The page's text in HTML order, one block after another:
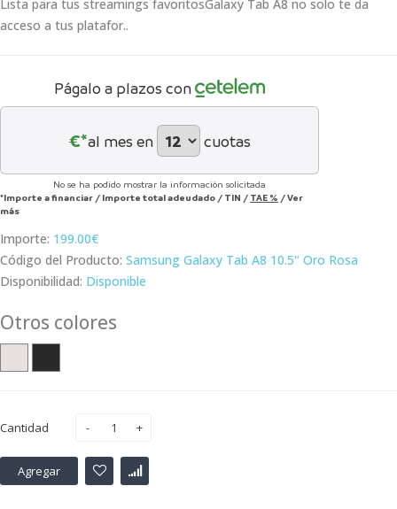
Lista para tus streamings favoritos Galaxy Tab A8 no solo te da
acceso a tus platafor..
Págalo a plazos con
€*al mes en cuotas
No se ha podido mostrar la información solicitada
*Importe a financiar / Importe total adeudado / TIN / TAE % /Ver
más
Importe: 199.00€
Código del Producto: Samsung Galaxy Tab A8 10.5" Oro Rosa
Disponibilidad: Disponible
Otros colores
Cantidad
Agregar